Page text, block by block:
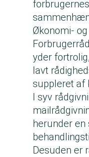
Økonomi-
yder
lavt
suppleret af
I syv
herunder
Desuden er